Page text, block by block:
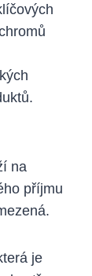
na
příjmu
je